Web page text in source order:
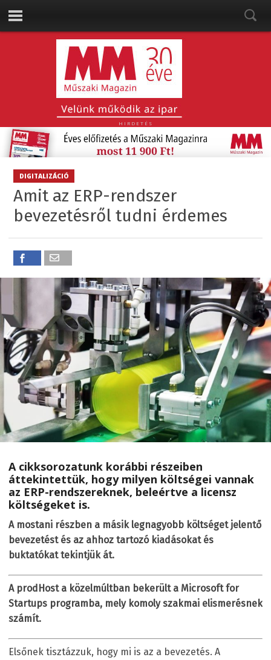
HIRDETÉS
DIGITALIZÁCIÓ
Amit az ERP-rendszer
bevezetésről tudni érdemes
A cikksorozatunk korábbi részeiben
áttekintettük, hogy milyen költségei vannak
az ERP-rendszereknek, beleértve a licensz
költségeket is.
A mostani részben a másik legnagyobb költséget jelentő
bevezetést és az ahhoz tartozó kiadásokat és
buktatókat tekintjük át.
A prodHost a közelmúltban bekerült a Microsoft for
Startups programba, mely komoly szakmai elismerésnek
számít.
Elsőnek tisztázzuk, hogy mi is az a bevezetés. A